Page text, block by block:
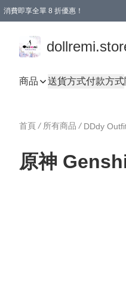
消費即享全單 8 折優惠！
商品 送貨方式付款方式
首頁 / 所有商品 / DDdy
原神